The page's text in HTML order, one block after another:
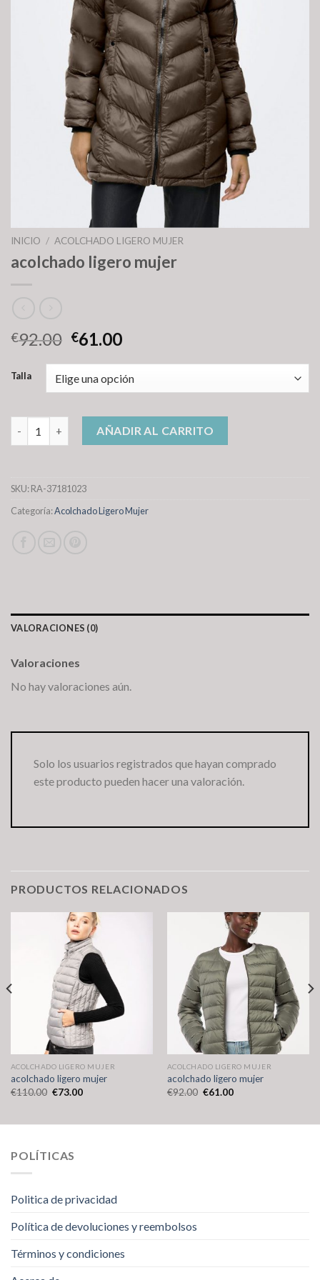
INICIO / ACOLCHADO LIGERO MUJER
acolchado ligero mujer
€92.00 €61.00
Talla
acolchado ligero mujer cantidad
AÑADIR AL CARRITO
SKU:RA-37181023
Categoría:Acolchado Ligero Mujer
VALORACIONES (0)
Valoraciones
No hay valoraciones aún.
Solo los usuarios registrados que hayan comprado
este producto pueden hacer una valoración.
PRODUCTOS RELACIONADOS
ACOLCHADO LIGERO MUJER
acolchado ligero mujer
€110.00 €73.00
ACOLCHADO LIGERO MUJER
acolchado ligero mujer
€92.00 €61.00
POLÍTICAS
Politica de privacidad
Política de devoluciones y reembolsos
Términos y condiciones